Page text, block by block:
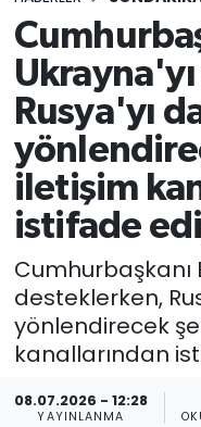
Rusya'yı
iletişim
istifade
Cumhurbaşkanı
desteklerken,
yönlendirecek
kanallarından
08.07.2026 - 12:28
YAYINLANMA
SİYASET
MAGAZİN
Son Dakika
Haber Arşivi